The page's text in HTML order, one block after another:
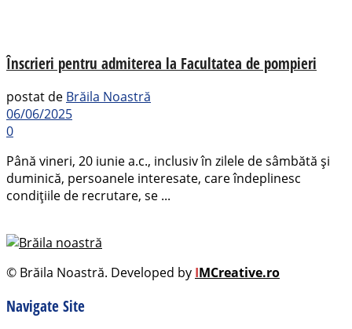
Înscrieri pentru admiterea la Facultatea de pompieri
postat de Brăila Noastră
06/06/2025
0
Până vineri, 20 iunie a.c., inclusiv în zilele de sâmbătă și
duminică, persoanele interesate, care îndeplinesc
condițiile de recrutare, se ...
© Brăila Noastră. Developed by IMCreative.ro
Navigate Site